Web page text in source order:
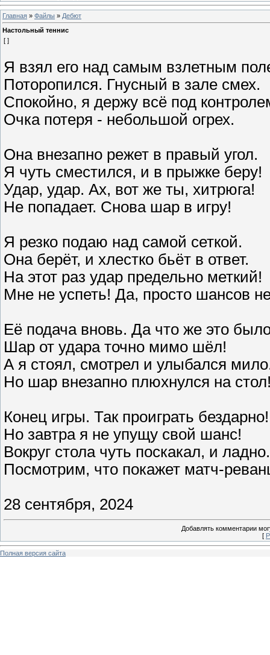
Главная » Файлы » Дебют
Настольный теннис
[ ]
Я взял его над самым взлетным
Поторопился. Гнусный в зале смех.
Спокойно, я держу всё под
Очка потеря - небольшой огрех.
Она внезапно режет в правый угол.
Я чуть сместился, и в прыжке беру!
Удар, удар. Ах, вот же ты, хитрюга!
Не попадает. Снова шар в игру!
Я резко подаю над самой сеткой.
Она берёт, и хлестко бьёт в ответ.
На этот раз удар предельно меткий!
Мне не успеть! Да, просто шансов
Её подача вновь. Да что же это
Шар от удара точно мимо шёл!
А я стоял, смотрел и улыбался
Но шар внезапно плюхнулся на
Конец игры. Так проиграть бездарно!
Но завтра я не упущу свой шанс!
Вокруг стола чуть поскакал, и ладно.
Посмотрим, что покажет матч-
28 сентября, 2024
Добавлять комментарии
[
Полная версия сайта